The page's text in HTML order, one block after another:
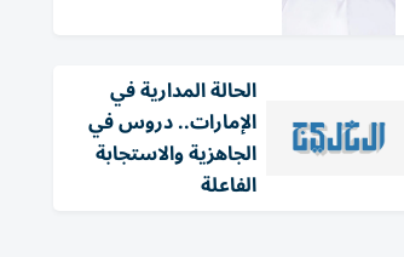
الحالة المدارية في
الإمارات.. دروس في
الجاهزية والاستجابة
الفاعلة